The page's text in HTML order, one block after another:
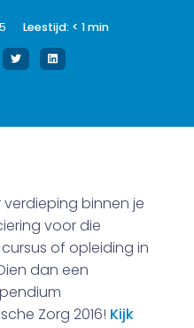
Leestijd: < 1min
binnen je
voor die
of opleiding in
dan een
Zorg 2016! Kijk